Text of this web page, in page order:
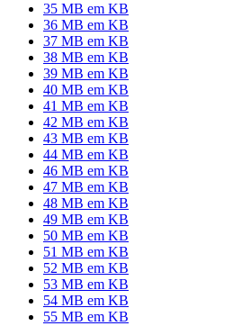
35 MB em KB
36 MB em KB
37 MB em KB
38 MB em KB
39 MB em KB
40 MB em KB
41 MB em KB
42 MB em KB
43 MB em KB
44 MB em KB
46 MB em KB
47 MB em KB
48 MB em KB
49 MB em KB
50 MB em KB
51 MB em KB
52 MB em KB
53 MB em KB
54 MB em KB
55 MB em KB